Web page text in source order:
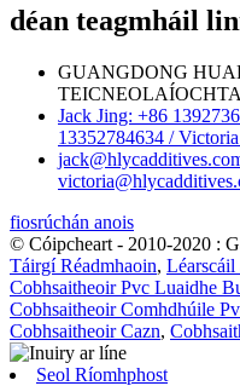
déan teagmháil
GUANGDONG
Jack Jing: +86
13352784634 /
fiosrúchán anois
© Cóipcheart - 2010-2020 :
Táirgí Réadmhaoin, Léarscáil
Cobhsaitheoir Pvc Luaidhe
Cobhsaitheoir Comhdhúile
Cobhsaitheoir Cazn,
Seol Ríomhphost